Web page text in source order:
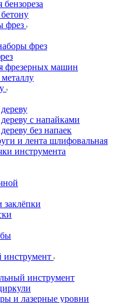
фрез
фрез
фрезерных машин
с напайками
без напаек
и лента шлифовальная
инструмента
заклёпки
инструмент
инструмент
и лазерные уровни